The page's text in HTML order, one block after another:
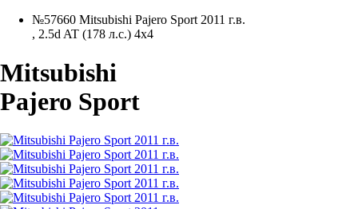
№57660 Mitsubishi Pajero Sport 2011 г.в.
, 2.5d AT (178 л.с.) 4x4
Mitsubishi
Pajero Sport